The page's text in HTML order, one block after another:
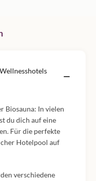
Biosauna: In vielen
du dich auf eine
Für die perfekte
Hotelpool auf
verschiedene